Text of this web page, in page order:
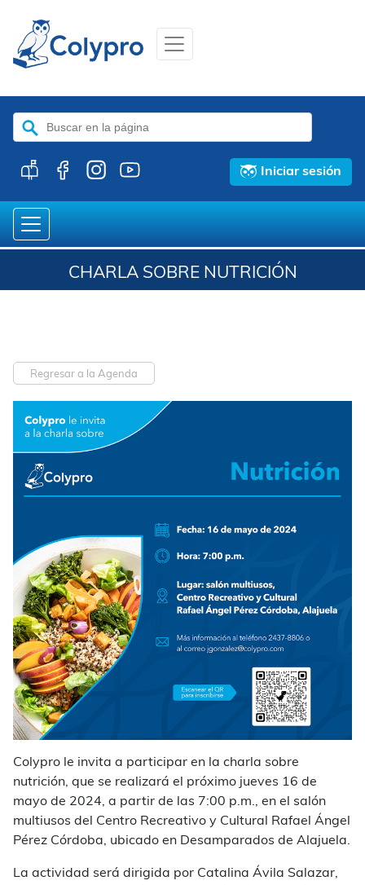
Buscar:
Iniciar sesión
CHARLA SOBRE NUTRICIÓN
Regresar a la Agenda
Colypro le invita a participar en la charla sobre
nutrición, que se realizará el próximo jueves 16 de
mayo de 2024, a partir de las 7:00 p.m., en el salón
multiusos del Centro Recreativo y Cultural Rafael Ángel
Pérez Córdoba, ubicado en Desamparados de Alajuela.
La actividad será dirigida por Catalina Ávila Salazar,